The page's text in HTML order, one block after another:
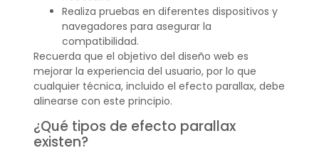
Realiza pruebas en diferentes dispositivos y
navegadores para asegurar la
compatibilidad.
Recuerda que el objetivo del diseño web es
mejorar la experiencia del usuario, por lo que
cualquier técnica, incluido el efecto parallax, debe
alinearse con este principio.
¿Qué tipos de efecto parallax
existen?